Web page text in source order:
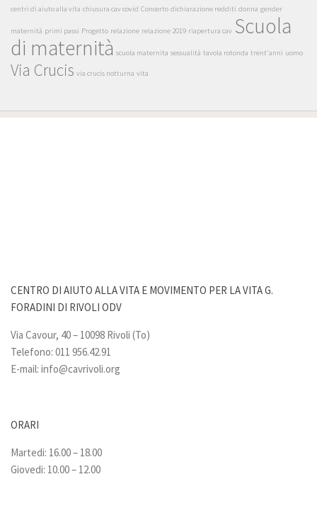
centri di aiuto alla vita chiusura cav covid Concerto dichiarazione redditi donna gender
maternità primi passi Progetto relazione relazione 2019 riapertura cav Scuola
di maternità scuola maternita sessualità tavola rotonda trent'anni uomo
Via Crucis via crucis notturna vita
CENTRO DI AIUTO ALLA VITA E MOVIMENTO PER LA VITA G.
FORADINI DI RIVOLI ODV
Via Cavour, 40 – 10098 Rivoli (To)
Telefono: 011 956.42.91
E-mail: info@cavrivoli.org
ORARI
Martedi: 16.00 – 18.00
Giovedi: 10.00 – 12.00